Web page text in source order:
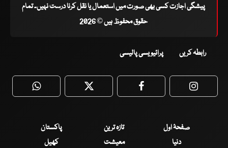
پیشگی اجازت کسی بھی صورت میں استعمال یا نقل کرنا درست نہیں۔ تمام
حقوق محفوظ ہیں © 2026
رابطہ کریں پرائیویسی پالیسی
WhatsApp Twitter Facebook
صفحۂ اول تازہ ترین
پاکستان
دنیا
معیشت کھیل